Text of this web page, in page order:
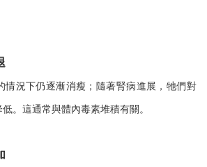
情況下仍逐漸消瘦；隨著腎病進展，牠們對
。這通常與體內毒素堆積有關。